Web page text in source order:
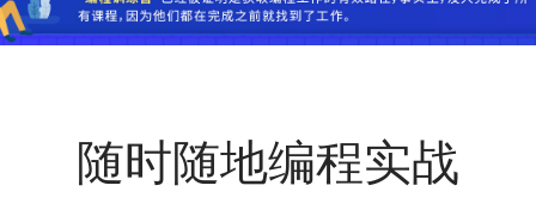
随时随地编程实战